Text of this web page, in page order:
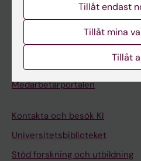
Kurs- och programwebbar
Medarbetare
Medarbetarportalen
Kontakta och besök KI
Universitetsbiblioteket
Stöd forskning och utbildning
Tillåt endast
Tillåt mina
Tillåt